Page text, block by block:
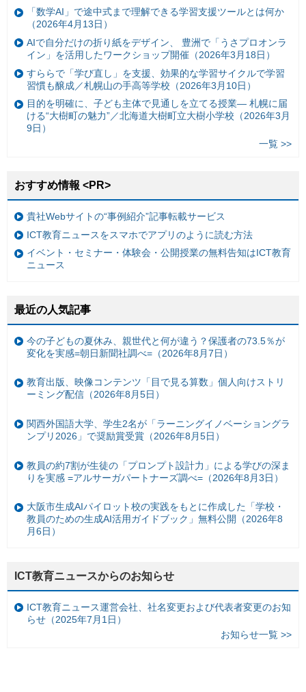
「数学AI」で途中式まで理解できる学習支援ツールとは何か
（2026年4月13日）
AIで自分だけの折り紙をデザイン、 豊洲で「うさプロオンラ
イン」を活用したワークショップ開催（2026年3月18日）
すららで「学び直し」を支援、効果的な学習サイクルで学習
習慣も醸成／札幌山の手高等学校（2026年3月10日）
目的を明確に、子ども主体で見通しを立てる授業— 札幌に届
ける“大樹町の魅力”／北海道大樹町立大樹小学校（2026年3月
9日）
一覧 >>
おすすめ情報 <PR>
貴社Webサイトの“事例紹介”記事転載サービス
ICT教育ニュースをスマホでアプリのように読む方法
イベント・セミナー・体験会・公開授業の無料告知はICT教育
ニュース
最近の人気記事
今の子どもの夏休み、親世代と何が違う？保護者の73.5％が
変化を実感=朝日新聞社調べ=（2026年8月7日）
教育出版、映像コンテンツ「目で見る算数」個人向けストリ
ーミング配信（2026年8月5日）
関西外国語大学、学生2名が「ラーニングイノベーショングラ
ンプリ2026」で奨励賞受賞（2026年8月5日）
教員の約7割が生徒の「プロンプト設計力」による学びの深ま
りを実感 =アルサーガパートナーズ調べ=（2026年8月3日）
大阪市生成AIパイロット校の実践をもとに作成した「学校・
教員のための生成AI活用ガイドブック」無料公開（2026年8
月6日）
ICT教育ニュースからのお知らせ
ICT教育ニュース運営会社、社名変更および代表者変更のお知
らせ（2025年7月1日）
お知らせ一覧 >>